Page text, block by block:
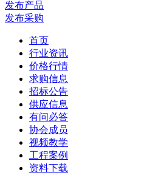
发布产品
发布采购
首页
行业资讯
价格行情
求购信息
招标公告
供应信息
有问必答
协会成员
视频教学
工程案例
资料下载